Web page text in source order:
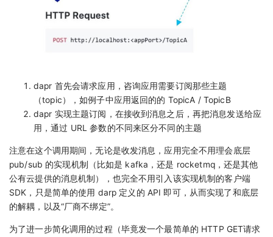
dapr 首先会请求应用，咨询应用需要订阅那些主题
（topic），如例子中应用返回的的 TopicA / TopicB
dapr 实现主题订阅，在接收到消息之后，再把消息发送给应
用，通过 URL 参数的不同来区分不同的主题
注意在这个调用期间，无论是收发消息，应用完全不用理会底层
pub/sub 的实现机制（比如是 kafka，还是 rocketmq，还是其他
公有云提供的消息机制），也完全不用引入该实现机制的客户端
SDK，只是简单的使用 darp 定义的 API 即可，从而实现了和底层
的解耦，以及“厂商不绑定”。
为了进一步简化调用的过程（毕竟发一个最简单的 HTTP GET请求